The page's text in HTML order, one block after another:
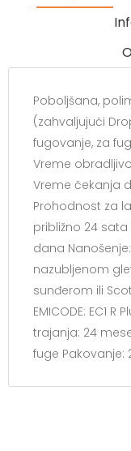
Poboljšana,
(zahvaljujući
fugovanje, za
Vreme
Vreme čekanja
Prohodnost za
približno 24
dana
nazubljenom
sunđerom ili
EMICODE: EC1
trajanja: 24
fuge Pakovanje: